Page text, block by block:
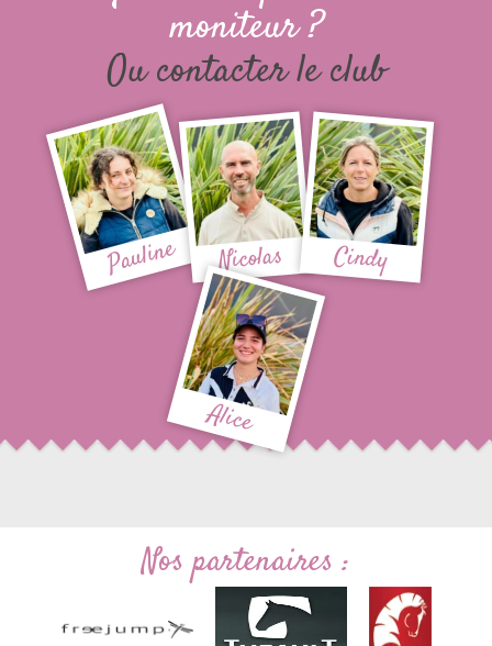
moniteur ?
Ou contacter le club
Pauline Nicolas Cindy
Alice
Nos partenaires :